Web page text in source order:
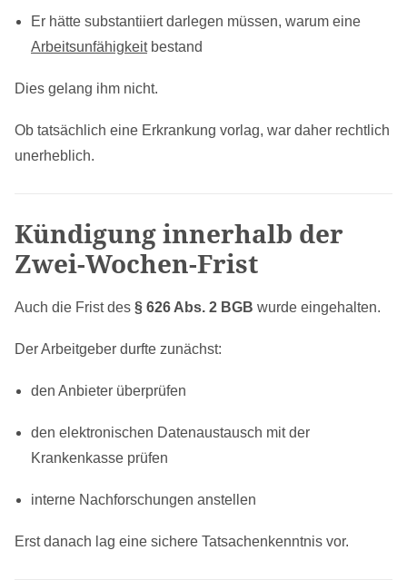
Er hätte substantiiert darlegen müssen, warum eine
Arbeitsunfähigkeitbestand
Dies gelang ihm nicht.
Ob tatsächlich eine Erkrankung vorlag, war daher rechtlich
unerheblich.
Kündigung innerhalb der
Zwei-Wochen-Frist
Auch die Frist des § 626 Abs. 2 BGB wurde eingehalten.
Der Arbeitgeber durfte zunächst:
den Anbieter überprüfen
den elektronischen Datenaustausch mit der
Krankenkasse prüfen
interne Nachforschungen anstellen
Erst danach lag eine sichere Tatsachenkenntnis vor.